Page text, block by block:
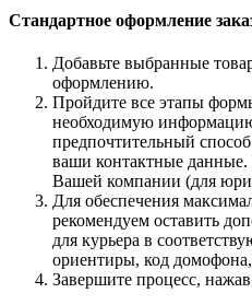
Стандартное оформление
Добавьте выбранные
оформлению.
Пройдите все этапы
необходимую
предпочтительный
ваши контактные
Вашей компании (для
Для обеспечения
рекомендуем оставить
для курьера в
ориентиры, код
Завершите процесс,